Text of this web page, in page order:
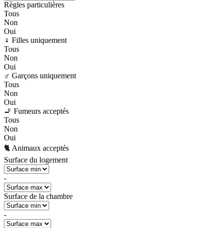
Règles particulières
Tous
Non
Oui
♀️ Filles uniquement
Tous
Non
Oui
♂️ Garçons uniquement
Tous
Non
Oui
🚬 Fumeurs acceptés
Tous
Non
Oui
🐈 Animaux acceptés
Surface du logement
-
Surface de la chambre
-